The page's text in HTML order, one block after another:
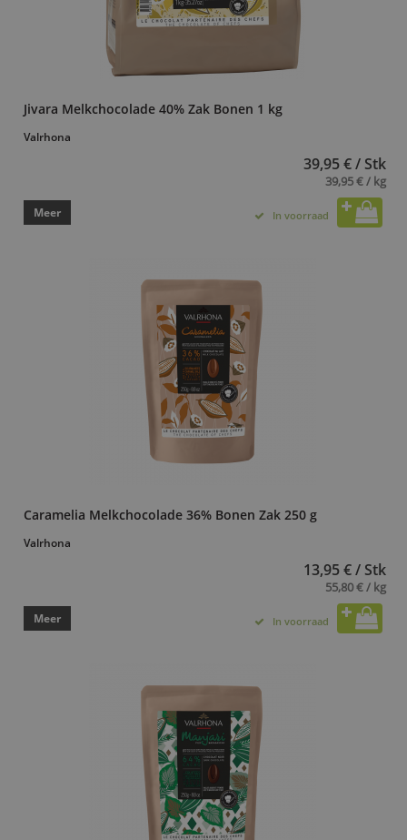
Jivara Melkchocolade 40% Zak Bonen 1 kg
Valrhona
39,95 € / Stk
39,95 € / kg
Meer In voorraad
Caramelia Melkchocolade 36% Bonen Zak 250 g
Valrhona
13,95 € / Stk
55,80 € / kg
Meer In voorraad